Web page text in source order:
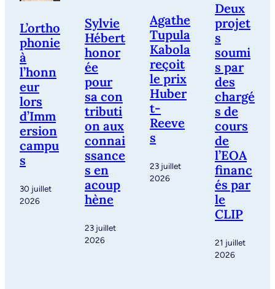
L’ortho
phonie
à
l’honn
eur
lors
d’Imm
ersion
campu
s
30 juillet
2026
Sylvie
Hébert
honor
ée
pour
sa con
tributi
on aux
connai
ssance
s en
acoup
hène
23 juillet
2026
Agathe
Tupula
Kabola
reçoit
le prix
Huber
t-
Reeve
s
23 juillet
2026
Deux
projet
s
soumi
s par
des
chargé
s de
cours
de
l’EOA
financ
és par
le
CLIP
21 juillet
2026